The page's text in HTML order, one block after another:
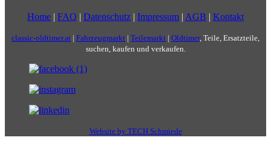
Home | FAQ | Datenschutz | Impressum | AGB | Kontakt
classic-oldtimer.at | Fahrzeugmarkt | Teilemarkt | Oldtimer, Teile, Ersatzteile,
suchen, kaufen und verkaufen.
Website by TECH Schmiede